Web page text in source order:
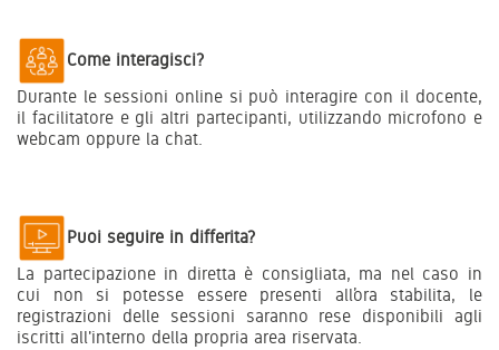
Come interagisci?
Durante le sessioni online si può interagire con il docente,
il facilitatore e gli altri partecipanti, utilizzando microfono e
webcam oppure la chat.
Puoi seguire in differita?
La partecipazione in diretta è consigliata, ma nel caso in
cui non si potesse essere presenti all’ora stabilita, le
registrazioni delle sessioni saranno rese disponibili agli
iscritti all'interno della propria area riservata.